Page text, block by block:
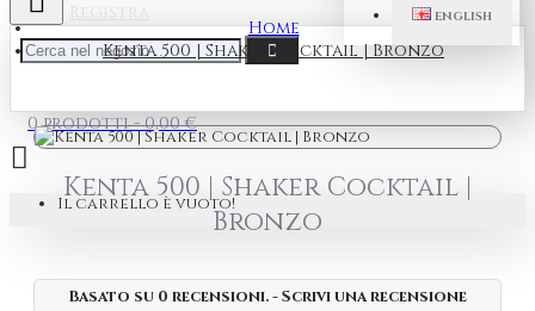
Registra ENGLISH
0 prodotti - 0,00 €
Il carrello è vuoto!
Home
Kenta 500 | Shaker Cocktail | Bronzo
Kenta 500 | Shaker Cocktail |
Bronzo
Basato su 0 recensioni.-Scrivi una recensione